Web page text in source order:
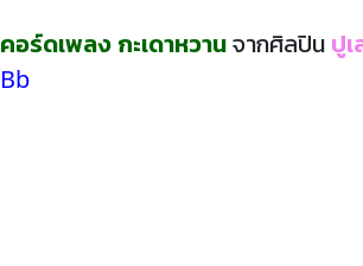
คอร์ดเพลง กะเดาหวานจากศิลปิน ปู
Bb